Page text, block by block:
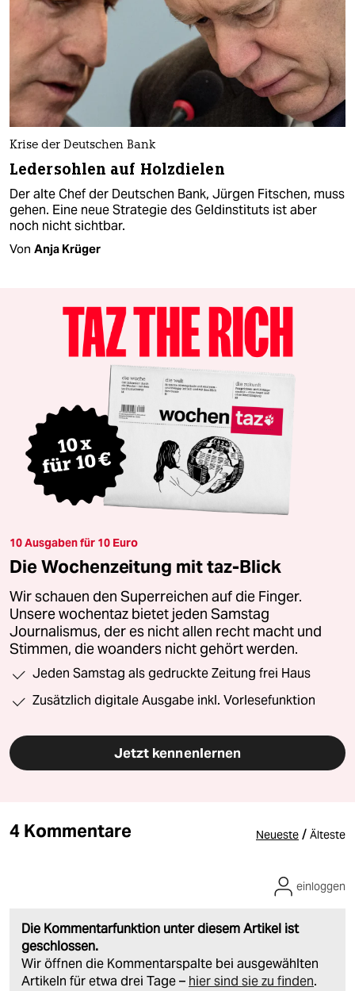
Krise der Deutschen Bank
Ledersohlen auf Holzdielen
Der alte Chef der Deutschen Bank, Jürgen Fitschen, muss
gehen. Eine neue Strategie des Geldinstituts ist aber
noch nicht sichtbar.
Von Anja Krüger
10 Ausgaben für 10 Euro
Die Wochenzeitung mit taz-Blick
Wir schauen den Superreichen auf die Finger.
Unsere wochentaz bietet jeden Samstag
Journalismus, der es nicht allen recht macht und
Stimmen, die woanders nicht gehört werden.
Jeden Samstag als gedruckte Zeitung frei Haus
Zusätzlich digitale Ausgabe inkl. Vorlesefunktion
Jetzt kennenlernen
4 Kommentare Neueste / Älteste
Die Kommentarfunktion unter diesem Artikel ist
geschlossen.
Wir öffnen die Kommentarspalte bei ausgewählten
Artikeln für etwa drei Tage – hier sind sie zu finden.
einloggen